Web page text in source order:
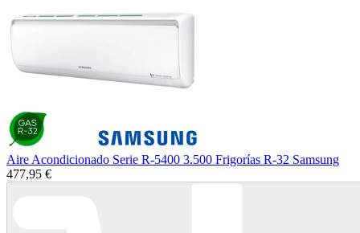
Aire Acondicionado Serie R-5400 3.500 Frigorías R-32 Samsung
477,95 €